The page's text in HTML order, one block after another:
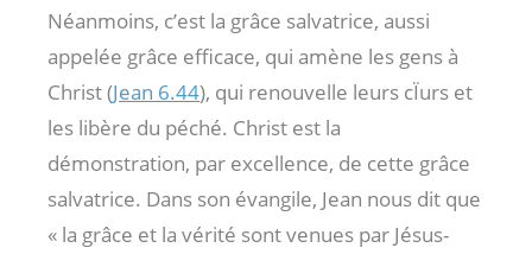
Néanmoins, c’est la grâce salvatrice, aussi
appelée grâce efficace, qui amène les gens à
Christ (Jean 6.44), qui renouvelle leurs cÏurs et
les libère du péché. Christ est la
démonstration, par excellence, de cette grâce
salvatrice. Dans son évangile, Jean nous dit que
« la grâce et la vérité sont venues par Jésus-